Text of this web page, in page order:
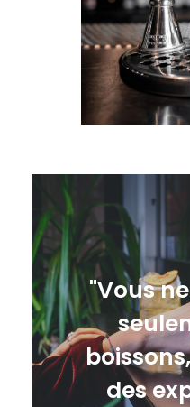
"Vous
des